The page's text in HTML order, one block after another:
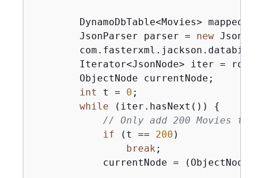
DynamoDbTable<Movies>
        JsonParser parser =
new
Iterator<JsonNode> iter =
        ObjectNode currentNode;
int t = 0 ;
while (iter.hasNext()) {
// Only add 200 Movies to
if (t == 200 )
break ;
currentNode = (ObjectNode)